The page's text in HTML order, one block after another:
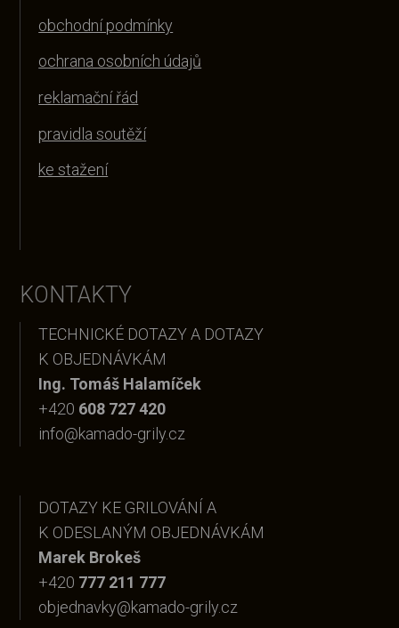
obchodní podmínky
ochrana osobních údajů
reklamační řád
pravidla soutěží
ke stažení
KONTAKTY
TECHNICKÉ DOTAZY A DOTAZY
K OBJEDNÁVKÁM
Ing. Tomáš Halamíček
+420 608 727 420
info@kamado-grily.cz
DOTAZY KE GRILOVÁNÍ A
K ODESLANÝM OBJEDNÁVKÁM
Marek Brokeš
+420 777 211 777
objednavky@kamado-grily.cz